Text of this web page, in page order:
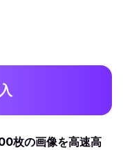
枚の画像を高速高